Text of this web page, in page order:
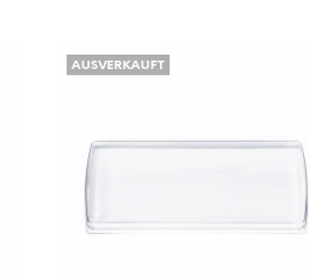
AUSVERKAUFT